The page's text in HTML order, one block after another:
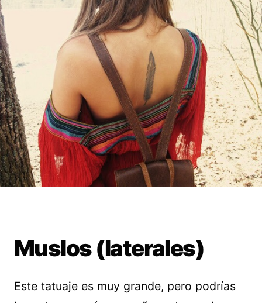
Muslos (laterales)
Este tatuaje es muy grande, pero podrías